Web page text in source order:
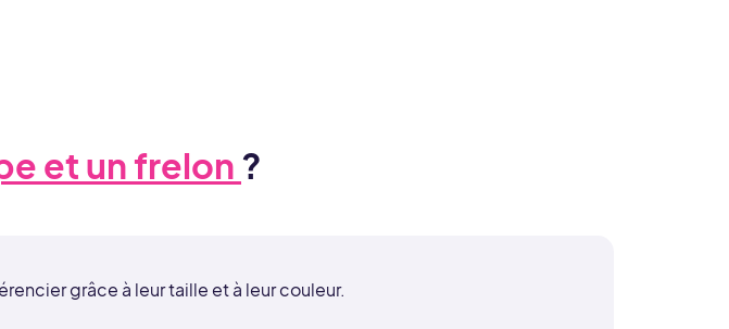
et un frelon ?
grâce à leur taille et à leur couleur.